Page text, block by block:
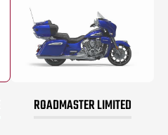
ROADMASTER LIMITED